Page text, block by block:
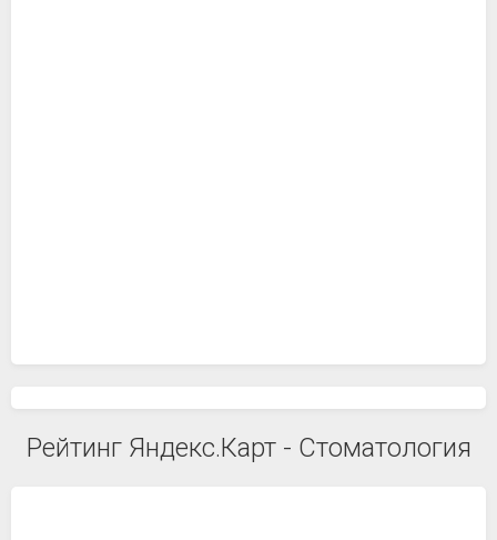
Рейтинг Яндекс.Карт - Стоматология